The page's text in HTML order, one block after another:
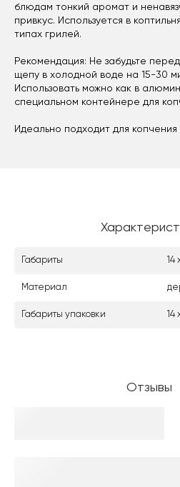
блюдам тонкий аромат и
привкус. Используется в
типах грилей.
Рекомендация: Не забудьте
щепу в холодной воде на 15-30
Использовать можно как в
специальном контейнере для
Идеально подходит для
Габариты 14
Материал
Габариты упаковки 14
Отзывы